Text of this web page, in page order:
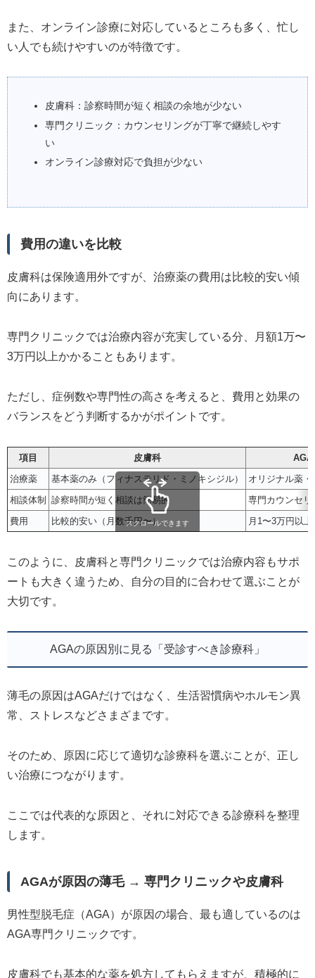
また、オンライン診療に対応しているところも多く、忙し
い人でも続けやすいのが特徴です。
皮膚科：診察時間が短く相談の余地が少ない
専門クリニック：カウンセリングが丁寧で継続しやす
い
オンライン診療対応で負担が少ない
費用の違いを比較
皮膚科は保険適用外ですが、治療薬の費用は比較的安い傾
向にあります。
専門クリニックでは治療内容が充実している分、月額1万〜
3万円以上かかることもあります。
ただし、症例数や専門性の高さを考えると、費用と効果の
バランスをどう判断するかがポイントです。
項目 皮膚科
AGA
治療薬
基本薬のみ（フィナステリド・ミノキシジル）
オリジナル薬
相談体制 診察時間が短く相談は簡易的
専門カウンセリ
費用
比較的安い（月数千円〜） 月1〜3万円以
スクロールできます
このように、皮膚科と専門クリニックでは治療内容もサポ
ートも大きく違うため、自分の目的に合わせて選ぶことが
大切です。
AGAの原因別に見る「受診すべき診療科」
薄毛の原因はAGAだけではなく、生活習慣病やホルモン異
常、ストレスなどさまざまです。
そのため、原因に応じて適切な診療科を選ぶことが、正し
い治療につながります。
ここでは代表的な原因と、それに対応できる診療科を整理
します。
AGAが原因の薄毛 → 専門クリニックや皮膚科
男性型脱毛症（AGA）が原因の場合、最も適しているのは
AGA専門クリニックです。
皮膚科でも基本的な薬を処方してもらえますが、積極的に